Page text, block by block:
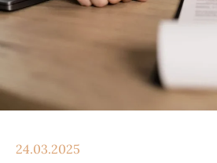
24.03.2025